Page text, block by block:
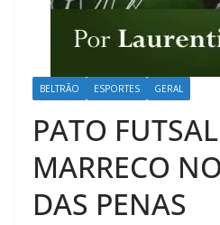
BELTRÃO ESPORTES GERAL
PATO
MARRECO
DAS PENAS